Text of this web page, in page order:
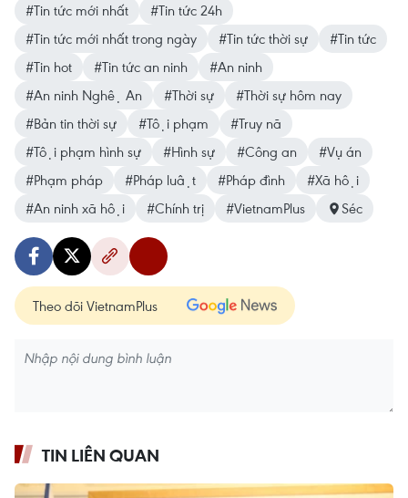
#Tin tức mới nhất
#Tin tức 24h
#Tin tức mới nhất trong ngày
#Tin tức thời sự
#Tin tức
#Tin hot
#Tin tức an ninh
#An ninh
#An ninh Nghệ An
#Thời sự
#Thời sự hôm nay
#Bản tin thời sự
#Tội phạm
#Truy nã
#Tội phạm hình sự
#Hình sự #Công an
#Vụ án
#Phạm pháp
#Pháp luật #Pháp đình
#Xã hội
#An ninh xã hội
#Chính trị #VietnamPlus Séc
Theo dõi VietnamPlus
TIN LIÊN QUAN